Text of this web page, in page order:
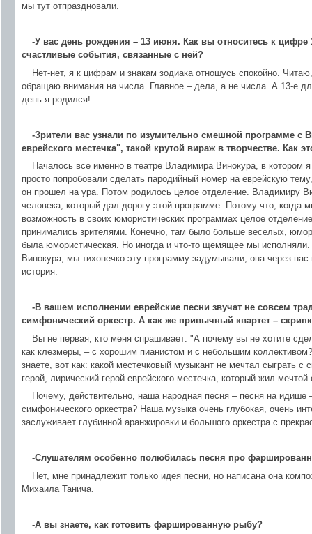
мы тут отпраздновали.
-У вас день рождения – 13 июня. Как вы относитесь к цифре
счастливые события, связанные с ней?
Нет-нет, я к цифрам и знакам зодиака отношусь спокойно.
обращаю внимания на числа. Главное – дела, а не числа. А 13-е
день я родился!
-Зрители вас узнали по изумительно смешной программе с
еврейского местечка", такой крутой вираж в творчестве. Как
Началось все именно в театре Владимира Винокура, в котором
просто попробовали сделать пародийный номер на еврейскую
он прошел на ура. Потом родилось целое отделение. Владимиру
человека, который дал дорогу этой программе. Потому что,
возможность в своих юмористических программах целое
принимались зрителями. Конечно, там было больше веселых,
была юмористическая. Но иногда и что-то щемящее мы исполняли.
Винокура, мы тихонечко эту программу задумывали, она через
история.
-В вашем исполнении еврейские песни звучат не совсем
симфонический оркестр. А как же привычный квартет –
Вы не первая, кто меня спрашивает: "А почему вы не хотите
как клезмеры, – с хорошим пианистом и с небольшим
знаете, вот как: какой местечковый музыкант не мечтал сыграть
герой, лирический герой еврейского местечка, который жил
Почему, действительно, наша народная песня – песня на идише
симфонического оркестра? Наша музыка очень глубокая, очень
заслуживает глубинной аранжировки и большого оркестра с
-Слушателям особенно полюбилась песня про
Нет, мне принадлежит только идея песни, но написана она
Михаила Танича.
-А вы знаете, как готовить фаршированную рыбу?